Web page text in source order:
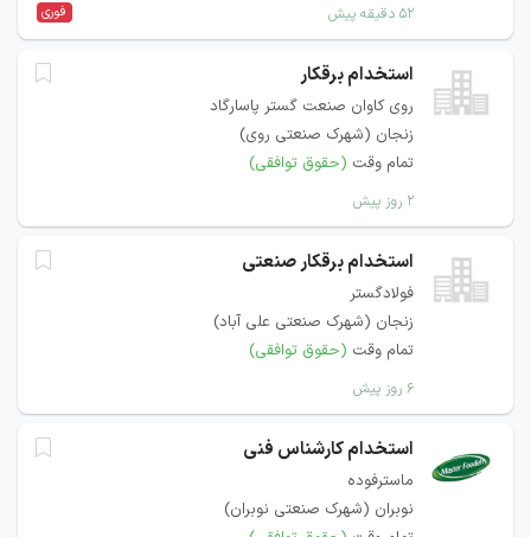
۵۲ دقیقه پیش فوری
استخدام برقکار
روی کاوان صنعت گستر پاسارگاد
زنجان (شهرک صنعتی روی)
تمام وقت (حقوق توافقی)
۲ روز پیش
استخدام برقکار صنعتی
فولادگستر
زنجان (شهرک صنعتی علی آباد)
تمام وقت (حقوق توافقی)
۶ روز پیش
استخدام کارشناس فنی
ماسترفوده
نوبران (شهرک صنعتی نوبران)